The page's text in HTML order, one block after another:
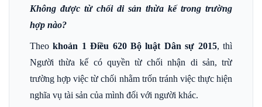
Không được từ chối di sản thừa kế trong trường
hợp nào?
Theokhoản 1 Điều 620 Bộ luật Dân sự 2015, thì
Người thừa kế có quyền từ chối nhận di sản, trừ
trường hợp việc từ chối nhằm trốn tránh việc thực hiện
nghĩa vụ tài sản của mình đối với người khác.